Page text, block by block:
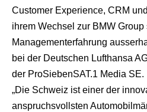
Customer Experience, CRM
ihrem Wechsel zur BMW
Managementerfahrung
bei der Deutschen Lufthansa
der ProSiebenSAT.1 Media SE.
„Die Schweiz ist einer der
anspruchsvollsten